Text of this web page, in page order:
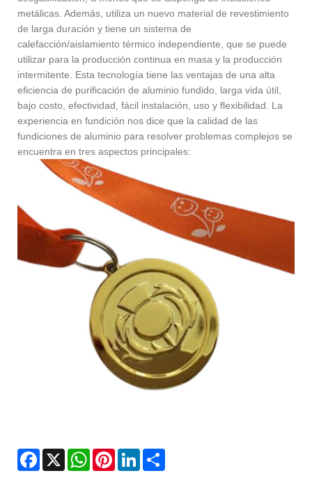
metálicas. Además, utiliza un nuevo material de revestimiento
de larga duración y tiene un sistema de
calefacción/aislamiento térmico independiente, que se puede
utilizar para la producción continua en masa y la producción
intermitente. Esta tecnología tiene las ventajas de una alta
eficiencia de purificación de aluminio fundido, larga vida útil,
bajo costo, efectividad, fácil instalación, uso y flexibilidad. La
experiencia en fundición nos dice que la calidad de las
fundiciones de aluminio para resolver problemas complejos se
encuentra en tres aspectos principales:
Facebook
X WhatsAppPinterestLinkedIn